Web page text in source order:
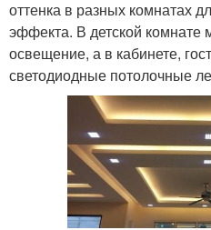
оттенка в разных комнатах
эффекта. В детской комнате
освещение, а в кабинете,
светодиодные потолочные